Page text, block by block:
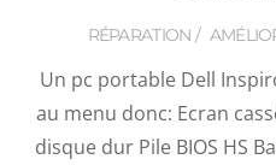
RÉPARATION /
Un pc portable Dell
au menu donc: Ecran
disque dur Pile BIOS HS